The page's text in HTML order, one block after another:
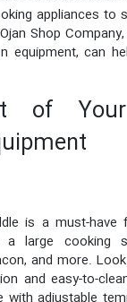
appliances to
Shop
equipment, can
of
is a must-have
large cooking
and more.
and easy-to-